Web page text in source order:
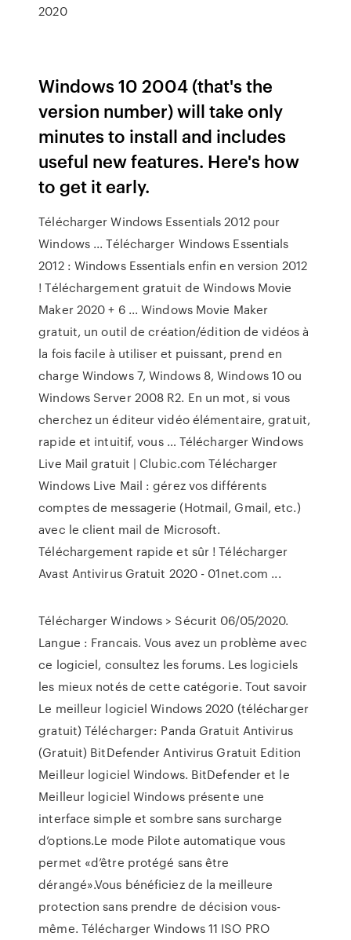
2020
Windows 10 2004 (that's the
version number) will take only
minutes to install and includes
useful new features. Here's how
to get it early.
Télécharger Windows Essentials 2012 pour
Windows ... Télécharger Windows Essentials
2012 : Windows Essentials enfin en version 2012
! Téléchargement gratuit de Windows Movie
Maker 2020 + 6 ... Windows Movie Maker
gratuit, un outil de création/édition de vidéos à
la fois facile à utiliser et puissant, prend en
charge Windows 7, Windows 8, Windows 10 ou
Windows Server 2008 R2. En un mot, si vous
cherchez un éditeur vidéo élémentaire, gratuit,
rapide et intuitif, vous … Télécharger Windows
Live Mail gratuit | Clubic.com Télécharger
Windows Live Mail : gérez vos différents
comptes de messagerie (Hotmail, Gmail, etc.)
avec le client mail de Microsoft.
Téléchargement rapide et sûr ! Télécharger
Avast Antivirus Gratuit 2020 - 01net.com ...
Télécharger Windows > Sécurit 06/05/2020.
Langue : Francais. Vous avez un problème avec
ce logiciel, consultez les forums. Les logiciels
les mieux notés de cette catégorie. Tout savoir
Le meilleur logiciel Windows 2020 (télécharger
gratuit) Télécharger: Panda Gratuit Antivirus
(Gratuit) BitDefender Antivirus Gratuit Edition
Meilleur logiciel Windows. BitDefender et le
Meilleur logiciel Windows présente une
interface simple et sombre sans surcharge
d’options.Le mode Pilote automatique vous
permet «d’être protégé sans être
dérangé».Vous bénéficiez de la meilleure
protection sans prendre de décision vous-
même. Télécharger Windows 11 ISO PRO